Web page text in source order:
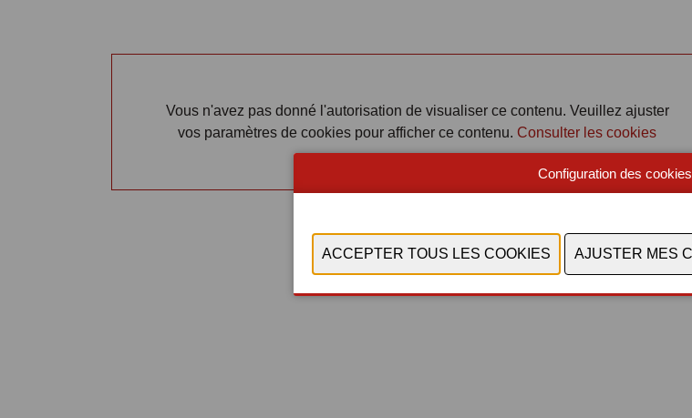
Vous n'avez pas donné l'autorisation de visualiser ce contenu. Veuillez ajuster
vos paramètres de cookies pour afficher ce contenu. Consulter les cookies
Configuration des cookies